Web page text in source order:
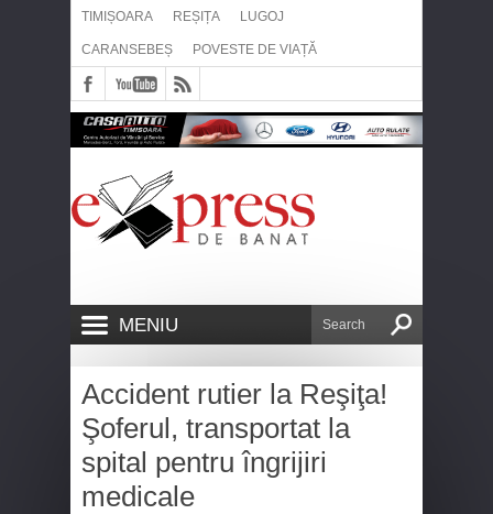
TIMIȘOARA REȘIȚA LUGOJ
CARANSEBEȘ POVESTE DE VIAȚĂ
MENIU
Accident rutier la Reşiţa!
Şoferul, transportat la
spital pentru îngrijiri
medicale